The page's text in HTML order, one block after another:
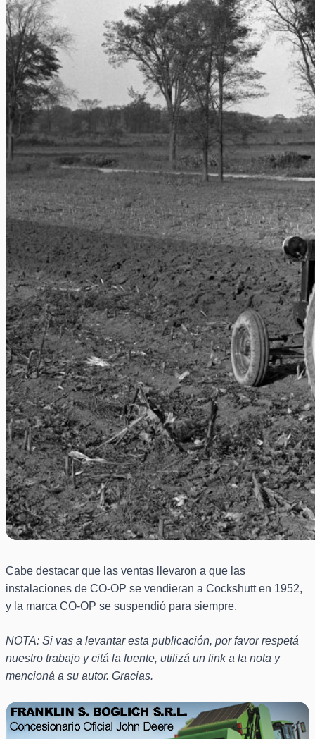
Cabe destacar que las ventas llevaron a que las
instalaciones de CO-OP se vendieran a Cockshutt en 1952,
y la marca CO-OP se suspendió para siempre.
NOTA: Si vas a levantar esta publicación, por favor respetá
nuestro trabajo y citá la fuente, utilizá un link a la nota y
mencioná a su autor. Gracias.